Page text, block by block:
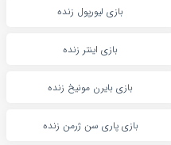
بازی لیورپول زنده
بازی اینتر زنده
بازی بایرن مونیخ زنده
بازی پاری سن ژرمن زنده